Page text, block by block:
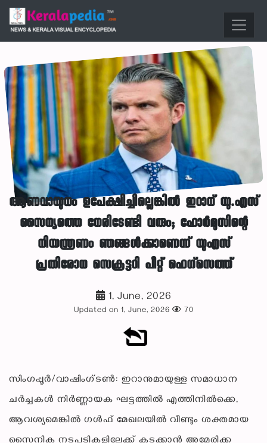
ആണവായുധം ഉപേക്ഷിച്ചില്ലെങ്കിൽ ഇറാന് യു.എസ്
സൈന്യത്തെ നേരിടേണ്ടി വരും; ഹോർമുസിന്റെ
നിയന്ത്രണം ഞങ്ങൾക്കാണെന്ന് യുഎസ്
പ്രതിരോധ സെക്രട്ടറി പീറ്റ് ഹെഗ്സെത്ത്
1, June, 2026
Updated on 1, June, 2026 70
സിംഗപ്പൂർ/വാഷിംഗ്ടൺ: ഇറാനുമായുള്ള സമാധാന
ചർച്ചകൾ നിർണ്ണായക ഘട്ടത്തിൽ എത്തിനിൽക്കെ,
ആവശ്യമെങ്കിൽ ഗൾഫ് മേഖലയിൽ വീണ്ടും ശക്തമായ